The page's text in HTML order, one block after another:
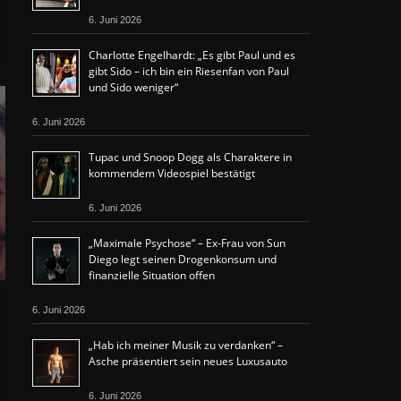
6. Juni 2026
Charlotte Engelhardt: „Es gibt Paul und es
gibt Sido – ich bin ein Riesenfan von Paul
und Sido weniger“
6. Juni 2026
Tupac und Snoop Dogg als Charaktere in
kommendem Videospiel bestätigt
6. Juni 2026
„Maximale Psychose“ – Ex-Frau von Sun
Diego legt seinen Drogenkonsum und
finanzielle Situation offen
6. Juni 2026
„Hab ich meiner Musik zu verdanken“ –
Asche präsentiert sein neues Luxusauto
6. Juni 2026